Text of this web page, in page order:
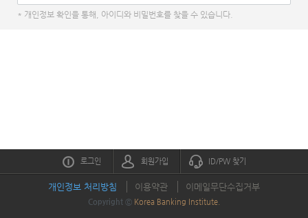
* 개인정보 확인을 통해, 아이디와 비밀번호를 찾을 수 있습니다.
로그인 회원가입 ID/PW 찾기
개인정보 처리방침 이용약관 이메일무단수집거부
Copyright ⓒ Korea Banking Institute.